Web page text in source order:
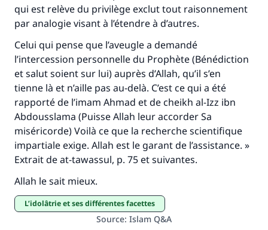
qui est relève du privilège exclut tout raisonnement
par analogie visant à l’étendre à d’autres.
Celui qui pense que l’aveugle a demandé
l’intercession personnelle du Prophète (Bénédiction
et salut soient sur lui) auprès d’Allah, qu’il s’en
tienne là et n’aille pas au-delà. C’est ce qui a été
rapporté de l’imam Ahmad et de cheikh al-Izz ibn
Abdousslama (Puisse Allah leur accorder Sa
miséricorde) Voilà ce que la recherche scientifique
impartiale exige. Allah est le garant de l’assistance. »
Extrait de at-tawassul, p. 75 et suivantes.
Allah le sait mieux.
l’idolâtrie et ses différentes facettes
Source: Islam Q&A